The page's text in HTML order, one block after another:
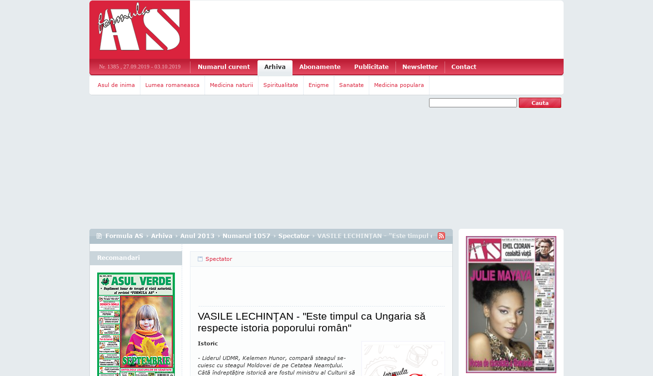
Nr. 1385 , 27.09.2019 - 03.10.2019 Numarul curent Arhiva Abonamente Publicitate Newsletter Contact
Asul de inima Lumea romaneasca Medicina naturii Spiritualitate Enigme Sanatate Medicina populara
Formula AS › Arhiva › Anul 2013 › Numarul 1057 › Spectator › VASILE LECHINŢAN - "Este timpul ca Ungaria să respecte istoria poporului român"
Spectator
VASILE LECHINŢAN - "Este timpul ca Ungaria să
respecte istoria poporului român"
Istoric
- Liderul UDMR, Kelemen Hunor, compară steagul se­
cuiesc cu steagul Moldovei de pe Cetatea Neamţului.
Câtă îndreptăţire istorică are fostul ministru al Culturii să
Recomandari